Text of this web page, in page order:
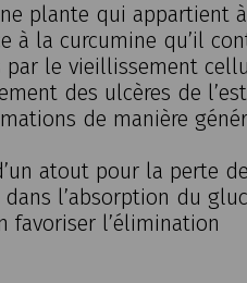
plante qui appartient
à la curcumine qu’il
par le vieillissement
des ulcères de
de manière
atout pour la perte
l’absorption du
favoriser l’élimination